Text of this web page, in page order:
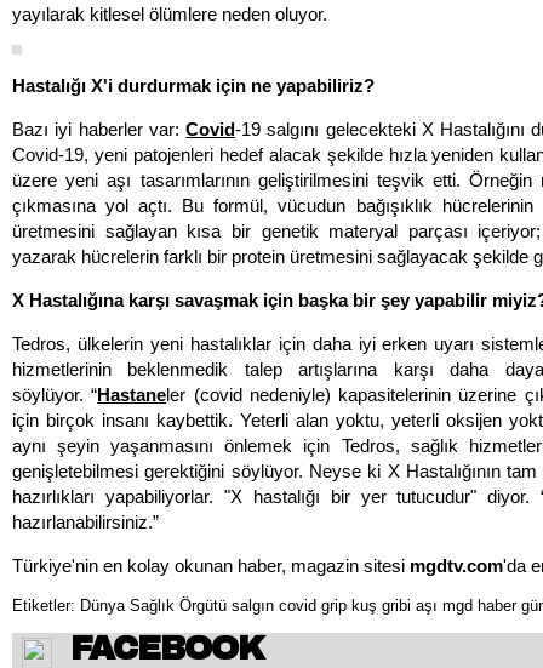
yayılarak kitlesel ölümlere neden oluyor.
Hastalığı X'i durdurmak için ne yapabiliriz?
Bazı iyi haberler var:Covid-19 salgını gelecekteki X Hastalığını
Covid-19, yeni patojenleri hedef alacak şekilde hızla yeniden
üzere yeni aşı tasarımlarının geliştirilmesini teşvik etti.
çıkmasına yol açtı. Bu formül, vücudun bağışıklık
üretmesini sağlayan kısa bir genetik materyal parçası
yazarak hücrelerin farklı bir protein üretmesini sağlayacak şekilde
X Hastalığına karşı savaşmak için başka bir şey yapabilir
Tedros, ülkelerin yeni hastalıklar için daha iyi erken uyarı
hizmetlerinin beklenmedik talep artışlarına karşı daha
söylüyor. “Hastaneler (covid nedeniyle) kapasitelerinin üzerine
için birçok insanı kaybettik. Yeterli alan yoktu, yeterli oksijen
aynı şeyin yaşanmasını önlemek için Tedros, sağlık
genişletebilmesi gerektiğini söylüyor. Neyse ki X Hastalığının
hazırlıkları yapabiliyorlar. "X hastalığı bir yer tutucudur"
hazırlanabilirsiniz.”
Türkiye'nin en kolay okunan haber, magazin sitesi mgdtv.com'da
Etiketler: Dünya Sağlık Örgütü salgın covid grip kuş gribi aşı mgd haber
FACEBOOK